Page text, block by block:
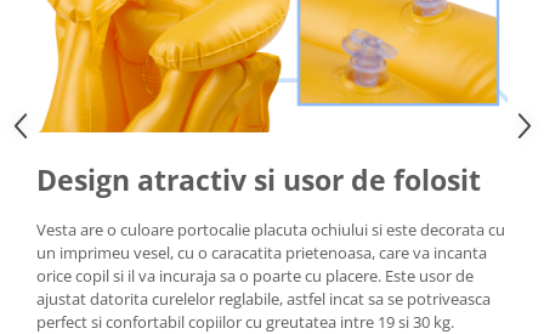
Design atractiv si usor de folosit
Vesta are o culoare portocalie placuta ochiului si este decorata cu
un imprimeu vesel, cu o caracatita prietenoasa, care va incanta
orice copil si il va incuraja sa o poarte cu placere. Este usor de
ajustat datorita curelelor reglabile, astfel incat sa se potriveasca
perfect si confortabil copiilor cu greutatea intre 19 si 30 kg.